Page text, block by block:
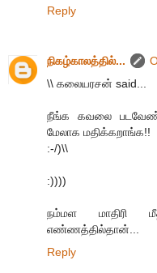
Reply
நிகழ்காலத்தில்...
\\ கலையரசன் said...
நீங்க கவலை
மேலாக மதிக்கறாங்க!!
:-/)\\
:))))
நம்மள மாதிரி
எண்ணத்தில்தான்...
Reply